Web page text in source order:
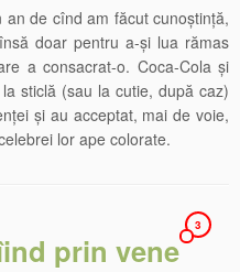
de cînd am făcut cunoștință,
doar pentru a-și lua rămas
a consacrat-o. Coca-Cola și
sticlă (sau la cutie, după caz)
și au acceptat, mai de voie,
lor ape colorate.
prin vene
3